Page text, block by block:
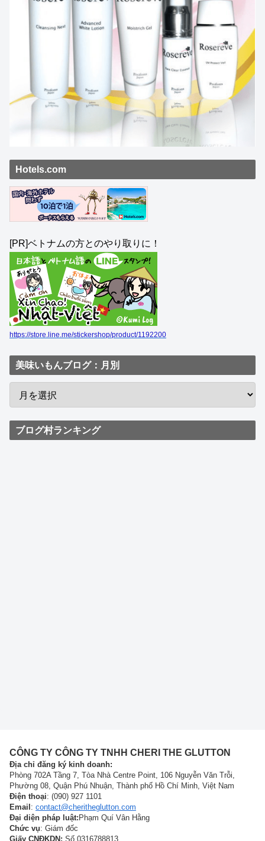
Hotels.com
[PR]ベトナムの方とのやり取りに！
https://store.line.me/stickershop/product/1192200
美味いもんブログ：月別
ブログ村ランキング
CÔNG TY CÔNG TY TNHH CHERI THE GLUTTON
Địa chỉ đăng ký kinh doanh:
Phòng 702A Tầng 7, Tòa Nhà Centre Point, 106 Nguyễn Văn Trỗi,
Phường 08, Quận Phú Nhuận, Thành phố Hồ Chí Minh, Việt Nam
Điện thoại: (090) 927 1101
Email: contact@cheritheglutton.com
Đại diện pháp luật:Phạm Quí Vân Hằng
Chức vụ: Giám đốc
Giấy CNĐKDN: Số 0316788813